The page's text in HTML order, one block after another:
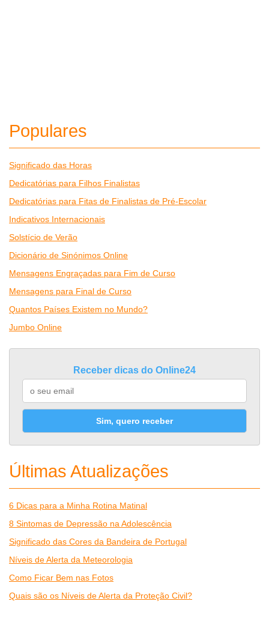
Populares
Significado das Horas
Dedicatórias para Filhos Finalistas
Dedicatórias para Fitas de Finalistas de Pré-Escolar
Indicativos Internacionais
Solstício de Verão
Dicionário de Sinónimos Online
Mensagens Engraçadas para Fim de Curso
Mensagens para Final de Curso
Quantos Países Existem no Mundo?
Jumbo Online
Receber dicas do Online24
Sim, quero receber
Últimas Atualizações
6 Dicas para a Minha Rotina Matinal
8 Sintomas de Depressão na Adolescência
Significado das Cores da Bandeira de Portugal
Níveis de Alerta da Meteorologia
Como Ficar Bem nas Fotos
Quais são os Níveis de Alerta da Proteção Civil?